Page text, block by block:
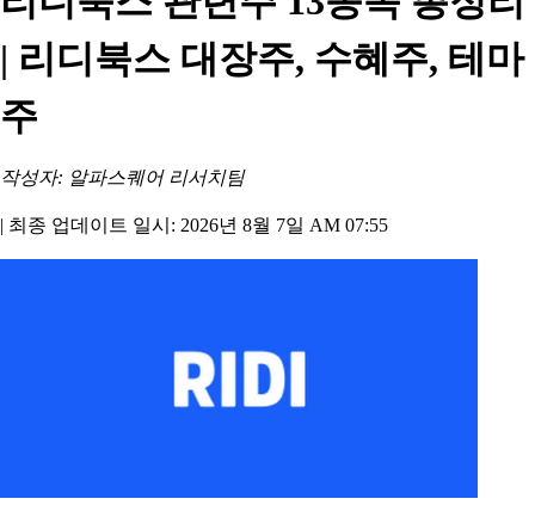
| 리디북스 대장주, 수혜주, 테마
주
작성자: 알파스퀘어 리서치팀
| 최종 업데이트 일시: 2026년 8월 7일 AM 07:55